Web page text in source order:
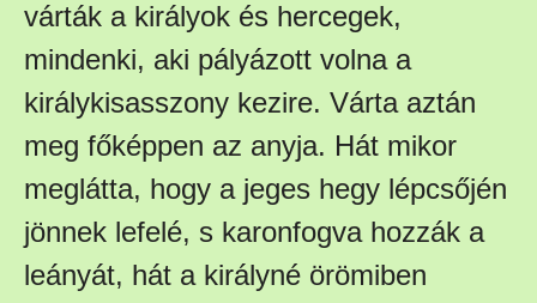
várták a királyok és hercegek,
mindenki, aki pályázott volna a
királykisasszony kezire. Várta aztán
meg főképpen az anyja. Hát mikor
meglátta, hogy a jeges hegy lépcsőjén
jönnek lefelé, s karonfogva hozzák a
leányát, hát a királyné örömiben